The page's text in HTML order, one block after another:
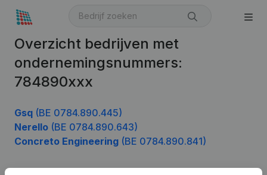
Overzicht bedrijven met
ondernemingsnummers:
784890xxx
Gsq (BE 0784.890.445)
Nerello (BE 0784.890.643)
Concreto Engineering (BE 0784.890.841)